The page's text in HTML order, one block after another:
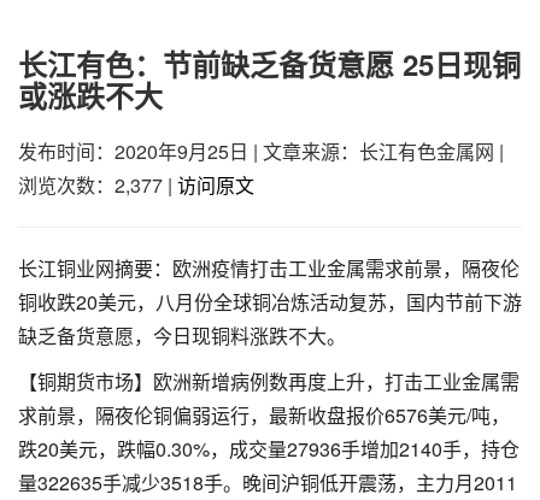
长江有色：节前缺乏备货意愿 25日现铜
或涨跌不大
发布时间：2020年9月25日 | 文章来源：长江有色金属网 |
浏览次数：2,377 | 访问原文
长江铜业网摘要：欧洲疫情打击工业金属需求前景，隔夜伦
铜收跌20美元，八月份全球铜冶炼活动复苏，国内节前下游
缺乏备货意愿，今日现铜料涨跌不大。
【铜期货市场】欧洲新增病例数再度上升，打击工业金属需
求前景，隔夜伦铜偏弱运行，最新收盘报价6576美元/吨，
跌20美元，跌幅0.30%，成交量27936手增加2140手，持仓
量322635手减少3518手。晚间沪铜低开震荡，主力月2011